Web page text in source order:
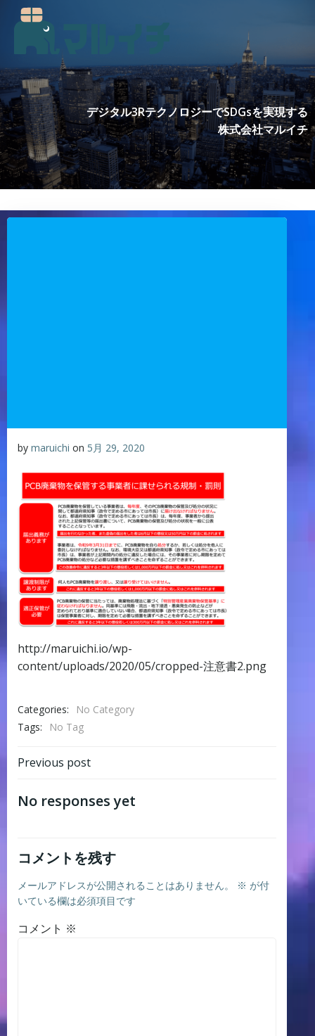
ツ
へ
ス
キ
ッ
プ
デジタル3RテクノロジーでSDGsを実現する
株式会社マルイチ
by maruichi on 5月 29, 2020
http://maruichi.io/wp-
content/uploads/2020/05/cropped-注意書2.png
Categories:
No Category
Tags:
No Tag
Post
navigation
Previous post
No responses yet
コメントを残す
メールアドレスが公開されることはありません。 ※ が付
いている欄は必須項目です
コメント ※